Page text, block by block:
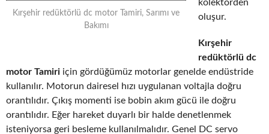
Kırşehir redüktörlü dc motor Tamiri, Sarımı ve
Bakımı
kolektörden
oluşur.
Kırşehir
redüktörlü dc
motor Tamiri için gördüğümüz motorlar genelde endüstride
kullanılır. Motorun dairesel hızı uygulanan voltajla doğru
orantılıdır. Çıkış momenti ise bobin akım gücü ile doğru
orantılıdır. Eğer hareket duyarlı bir halde denetlenmek
isteniyorsa geri besleme kullanılmalıdır. Genel DC servo